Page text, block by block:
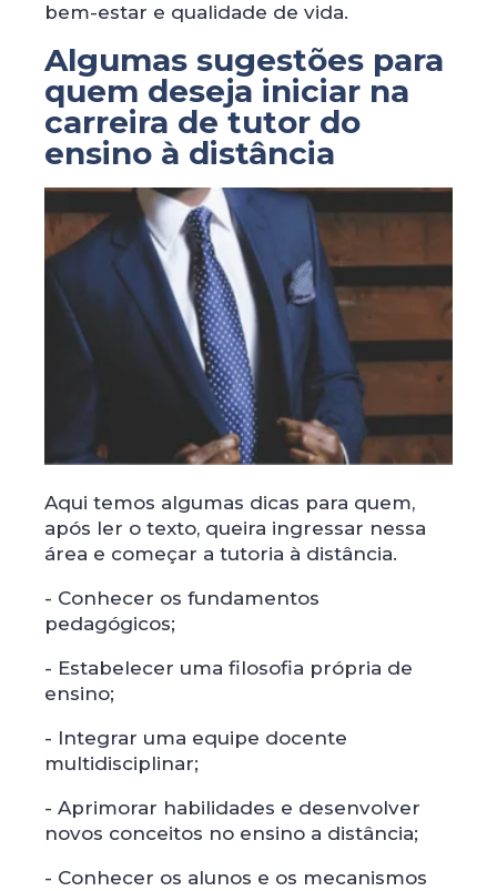
bem-estar e qualidade de vida.
Algumas sugestões para
quem deseja iniciar na
carreira de tutor do
ensino à distância
Aqui temos algumas dicas para quem,
após ler o texto, queira ingressar nessa
área e começar a tutoria à distância.
- Conhecer os fundamentos
pedagógicos;
- Estabelecer uma filosofia própria de
ensino;
- Integrar uma equipe docente
multidisciplinar;
- Aprimorar habilidades e desenvolver
novos conceitos no ensino a distância;
- Conhecer os alunos e os mecanismos